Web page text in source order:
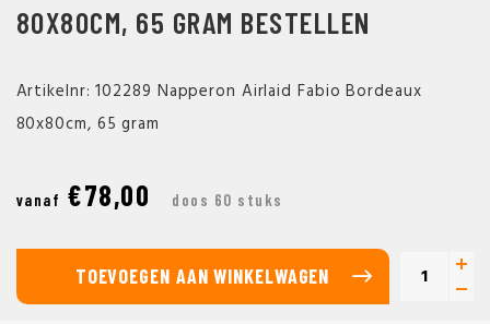
80X80CM, 65 GRAM BESTELLEN
Artikelnr: 102289 Napperon Airlaid Fabio Bordeaux
80x80cm, 65 gram
vanaf €78,00 doos 60 stuks
TOEVOEGEN AAN WINKELWAGEN